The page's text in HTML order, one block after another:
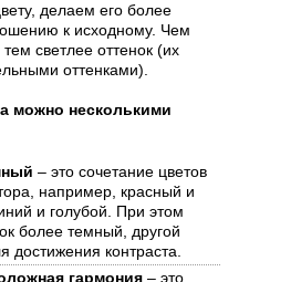
делаем его более
к исходному. Чем
светлее оттенок (их
оттенками).
можно несколькими
– это сочетание цветов
например, красный и
и голубой. При этом
более темный, другой
достижения контраста.
гармония – это